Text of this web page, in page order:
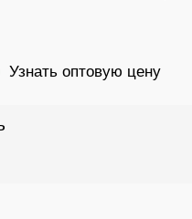
Узнать оптовую цену